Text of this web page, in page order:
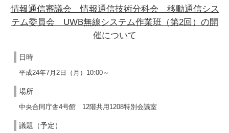
情報通信審議会 情報通信技術分科会 移動通信シス
テム委員会 UWB無線システム作業班（第2回）の開
催について
日時
平成24年7月2日（月）10:00～
場所
中央合同庁舎4号館 12階共用1208特別会議室
議題（予定）